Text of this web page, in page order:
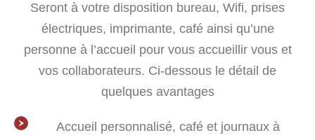
Seront à votre disposition bureau, Wifi, prises
électriques, imprimante, café ainsi qu’une
personne à l’accueil pour vous accueillir vous et
vos collaborateurs. Ci-dessous le détail de
quelques avantages
Accueil personnalisé, café et journaux à